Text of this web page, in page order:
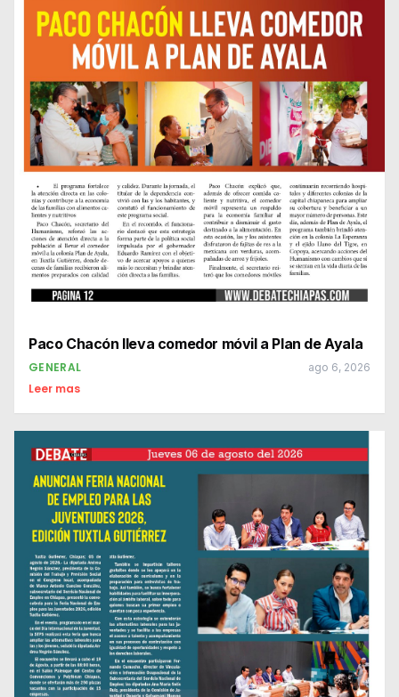
Paco Chacón lleva comedor móvil a Plan de Ayala
GENERAL ago 6, 2026
Leer mas